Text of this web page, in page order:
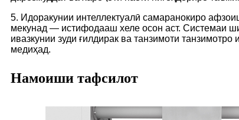
5. Идоракунии интеллектуалӣ самаранокиро
мекунад — истифодааш хеле осон аст. Системаи
ивазкунии зуди ғилдирак ва танзимоти
медиҳад.
Намоиши тафсилот